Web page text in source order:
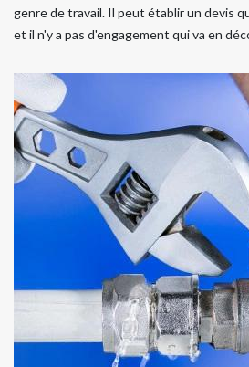
genre de travail. Il peut établir un devis
et il n'y a pas d'engagement qui va en